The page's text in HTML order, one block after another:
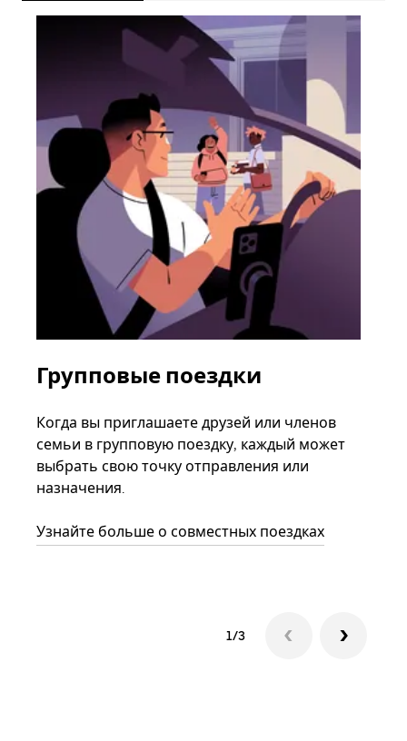
Групповые поездки
Когда вы приглашаете друзей или членов
семьи в групповую поездку, каждый может
выбрать свою точку отправления или
назначения.
Узнайте больше о совместных поездках
1/3